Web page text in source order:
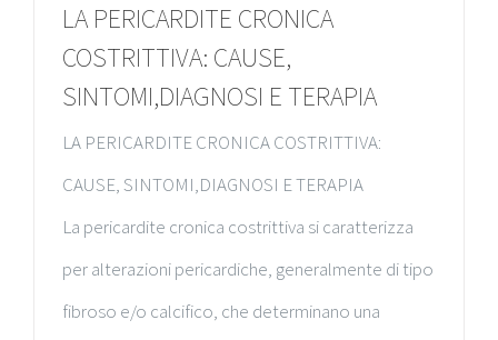
LA PERICARDITE CRONICA
COSTRITTIVA: CAUSE,
SINTOMI,DIAGNOSI E TERAPIA
LA PERICARDITE CRONICA COSTRITTIVA:
CAUSE, SINTOMI,DIAGNOSI E TERAPIA
La pericardite cronica costrittiva si caratterizza
per alterazioni pericardiche, generalmente di tipo
fibroso e/o calcifico, che determinano una